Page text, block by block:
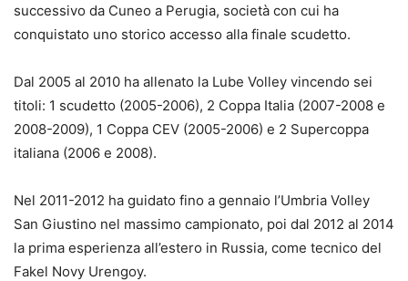
successivo da Cuneo a Perugia, società con cui ha
conquistato uno storico accesso alla finale scudetto.
Dal 2005 al 2010 ha allenato la Lube Volley vincendo sei
titoli: 1 scudetto (2005-2006), 2 Coppa Italia (2007-2008 e
2008-2009), 1 Coppa CEV (2005-2006) e 2 Supercoppa
italiana (2006 e 2008).
Nel 2011-2012 ha guidato fino a gennaio l’Umbria Volley
San Giustino nel massimo campionato, poi dal 2012 al 2014
la prima esperienza all’estero in Russia, come tecnico del
Fakel Novy Urengoy.